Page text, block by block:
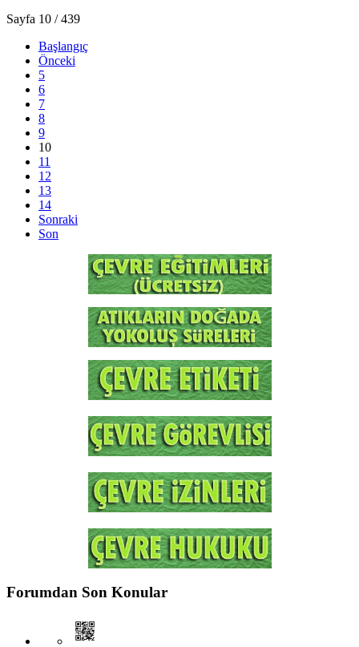
Sayfa 10 / 439
Başlangıç
Önceki
5
6
7
8
9
10
11
12
13
14
Sonraki
Son
Forumdan Son Konular